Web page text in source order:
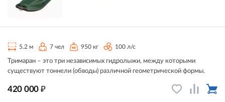
5.2 м 7 чел 950 кг 100 л/с
Тримаран – это три независимых гидролыжи, между которыми
существуют тоннели (обводы) различной геометрической формы.
420 000 ₽